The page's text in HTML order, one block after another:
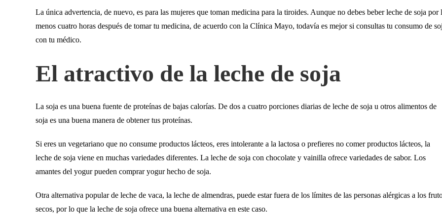
La única advertencia, de nuevo, es para las mujeres que toman medicina para la tiroides. Aunque no debes beber leche de soja por
menos cuatro horas después de tomar tu medicina, de acuerdo con la Clínica Mayo, todavía es mejor si consultas tu consumo de
con tu médico.
El atractivo de la leche de soja
La soja es una buena fuente de proteínas de bajas calorías. De dos a cuatro porciones diarias de leche de soja u otros alimentos de
soja es una buena manera de obtener tus proteínas.
Si eres un vegetariano que no consume productos lácteos, eres intolerante a la lactosa o prefieres no comer productos lácteos, la
leche de soja viene en muchas variedades diferentes. La leche de soja con chocolate y vainilla ofrece variedades de sabor. Los
amantes del yogur pueden comprar yogur hecho de soja.
Otra alternativa popular de leche de vaca, la leche de almendras, puede estar fuera de los límites de las personas alérgicas a los
secos, por lo que la leche de soja ofrece una buena alternativa en este caso.